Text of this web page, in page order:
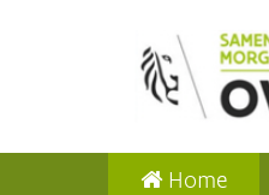
Home